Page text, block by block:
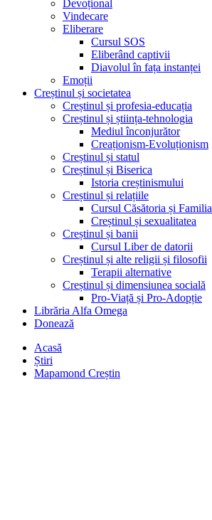
Devoțional
Vindecare
Eliberare
Cursul SOS
Eliberând captivii
Diavolul în fața instanței
Emoții
Creștinul și societatea
Creștinul și profesia-educația
Creștinul și știința-tehnologia
Mediul înconjurător
Creaționism-Evoluționism
Creștinul și statul
Creștinul și Biserica
Istoria creștinismului
Creștinul și relațiile
Cursul Căsătoria și Familia
Creștinul și sexualitatea
Creștinul și banii
Cursul Liber de datorii
Creștinul și alte religii și filosofii
Terapii alternative
Creștinul și dimensiunea socială
Pro-Viață și Pro-Adopție
Librăria Alfa Omega
Donează
Acasă
Știri
Mapamond Creștin